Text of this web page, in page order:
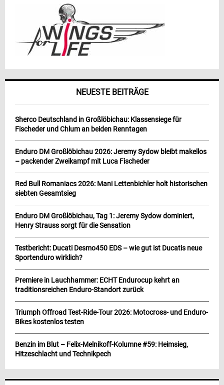
NEUESTE BEITRÄGE
Sherco Deutschland in Großlöbichau: Klassensiege für
Fischeder und Chlum an beiden Renntagen
Enduro DM Großlöbichau 2026: Jeremy Sydow bleibt makellos
– packender Zweikampf mit Luca Fischeder
Red Bull Romaniacs 2026: Mani Lettenbichler holt historischen
siebten Gesamtsieg
Enduro DM Großlöbichau, Tag 1: Jeremy Sydow dominiert,
Henry Strauss sorgt für die Sensation
Testbericht: Ducati Desmo450 EDS – wie gut ist Ducatis neue
Sportenduro wirklich?
Premiere in Lauchhammer: ECHT Endurocup kehrt an
traditionsreichen Enduro-Standort zurück
Triumph Offroad Test-Ride-Tour 2026: Motocross- und Enduro-
Bikes kostenlos testen
Benzin im Blut – Felix-Melnikoff-Kolumne #59: Heimsieg,
Hitzeschlacht und Technikpech